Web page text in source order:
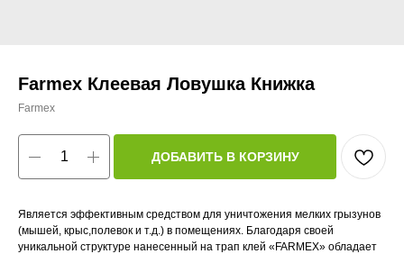
Farmex Клеевая Ловушка Книжка
Farmex
ДОБАВИТЬ В КОРЗИНУ
Является эффективным средством для уничтожения мелких грызунов
(мышей, крыс,полевок и т.д.) в помещениях. Благодаря своей
уникальной структуре нанесенный на трап клей «FARMEX» обладает